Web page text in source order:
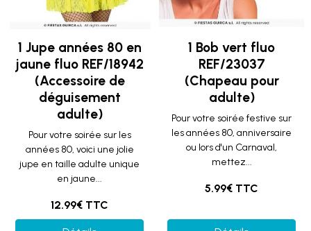
1 Jupe années 80 en
jaune fluo REF/18942
(Accessoire de
déguisement
adulte)
Pour votre soirée sur les
années 80, voici une jolie
jupe en taille adulte unique
en jaune...
12.99€ TTC
1 Bob vert fluo
REF/23037
(Chapeau pour
adulte)
Pour votre soirée festive sur
les années 80, anniversaire
ou lors d'un Carnaval,
mettez...
5.99€ TTC